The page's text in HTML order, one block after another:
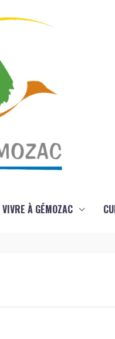
VIVRE À GÉMOZAC